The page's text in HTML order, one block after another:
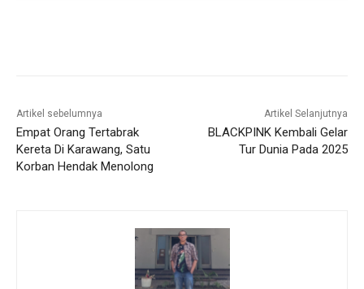
Artikel sebelumnya
Empat Orang Tertabrak
Kereta Di Karawang, Satu
Korban Hendak Menolong
Artikel Selanjutnya
BLACKPINK Kembali Gelar
Tur Dunia Pada 2025